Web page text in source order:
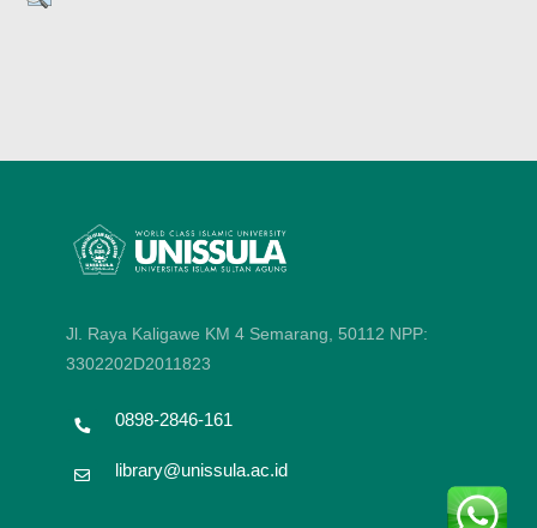
Jl. Raya Kaligawe KM 4 Semarang, 50112 NPP:
3302202D2011823
0898-2846-161
library@unissula.ac.id